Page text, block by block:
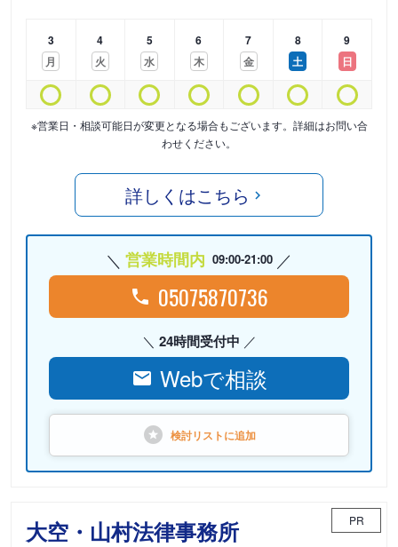
3
月
4
火
5
水
6
木
7
金
8
土
9
日
※営業日・相談可能日が変更となる場合もございます。詳細はお問い合
わせください。
詳しくはこちら
営業時間内 09:00-21:00
05075870736
24時間受付中
Webで相談
検討リストに追加
大空・山村法律事務所 PR